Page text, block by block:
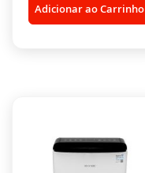
Adicionar ao Carrinho